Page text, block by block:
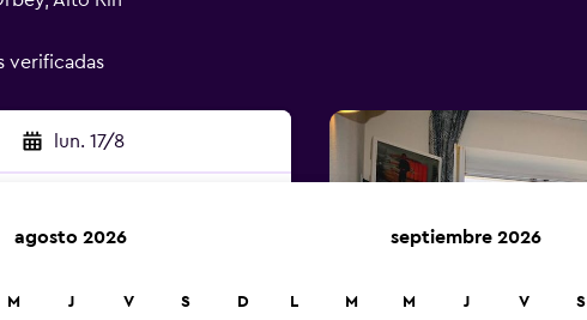
verificadas
lun. 17/8
agosto 2026
M J V S D
septiembre 2026
L M M J V S